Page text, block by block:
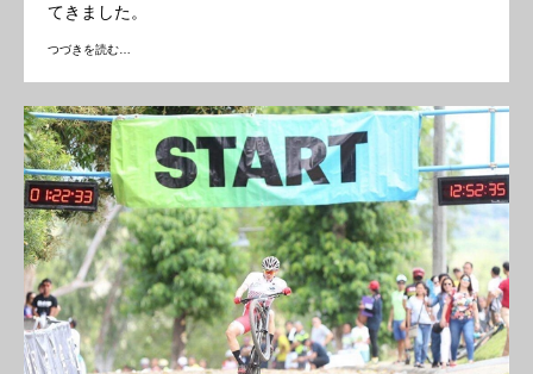
てきました。
つづきを読む…